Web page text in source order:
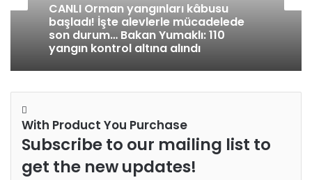
CANLI Orman yangınları kâbusu
başladı! İşte alevlerle mücadelede
son durum… Bakan Yumaklı: 110
yangın kontrol altına alındı
With Product You Purchase
Subscribe to our mailing list to
get the new updates!